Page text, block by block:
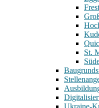
St.
Ukraine-